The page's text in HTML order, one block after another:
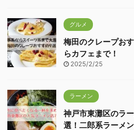
グルメ
梅田のクレープお
らカフェまで！
2025/2/25
ラーメン
神戸市東灘区のラ
選！二郎系ラーメ